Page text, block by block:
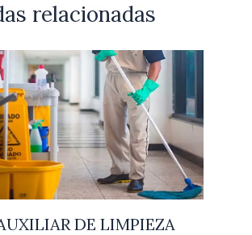
relacionadas
DE LIMPIEZA